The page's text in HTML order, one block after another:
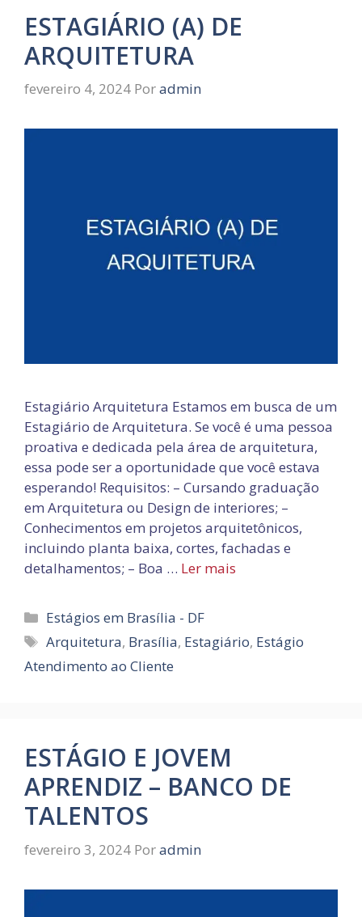
ESTAGIÁRIO (A) DE
ARQUITETURA
fevereiro 4, 2024 Poradmin
Estagiário Arquitetura Estamos em busca de um
Estagiário de Arquitetura. Se você é uma pessoa
proativa e dedicada pela área de arquitetura,
essa pode ser a oportunidade que você estava
esperando! Requisitos: – Cursando graduação
em Arquitetura ou Design de interiores; –
Conhecimentos em projetos arquitetônicos,
incluindo planta baixa, cortes, fachadas e
detalhamentos; – Boa … Ler mais
Categorias
Estágios em Brasília - DF
Tags
Arquitetura, Brasília, Estagiário, Estágio
Atendimento ao Cliente
ESTÁGIO E JOVEM
APRENDIZ – BANCO DE
TALENTOS
fevereiro 3, 2024 Poradmin